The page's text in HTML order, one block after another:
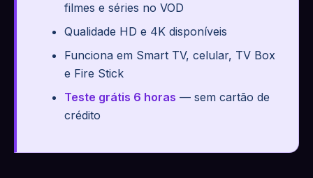
filmes e séries no VOD
Qualidade HD e 4K disponíveis
Funciona em Smart TV, celular, TV Box
e Fire Stick
Teste grátis 6 horas — sem cartão de
crédito